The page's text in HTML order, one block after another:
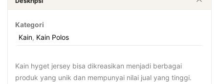
Kategori
Kain, Kain Polos
Kain hyget jersey bisa dikreasikan menjadi berbagai
produk yang unik dan mempunyai nilai jual yang tinggi.